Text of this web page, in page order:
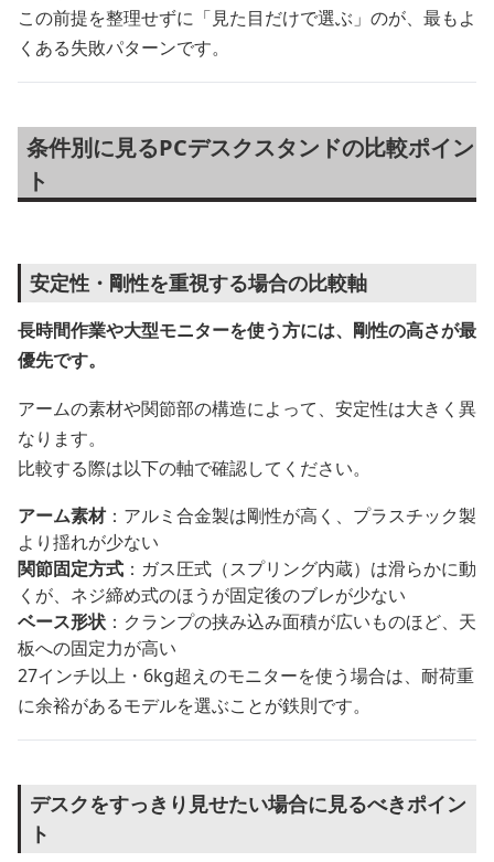
この前提を整理せずに「見た目だけで選ぶ」のが、最もよ
くある失敗パターンです。
条件別に見るPCデスクスタンドの比較ポイン
ト
安定性・剛性を重視する場合の比較軸
長時間作業や大型モニターを使う方には、剛性の高さが最
優先です。
アームの素材や関節部の構造によって、安定性は大きく異
なります。
比較する際は以下の軸で確認してください。
アーム素材：アルミ合金製は剛性が高く、プラスチック製
より揺れが少ない
関節固定方式 ：ガス圧式（スプリング内蔵）は滑らかに動
くが、ネジ締め式のほうが固定後のブレが少ない
ベース形状 ：クランプの挟み込み面積が広いものほど、天
板への固定力が高い
27インチ以上・6kg超えのモニターを使う場合は、耐荷重
に余裕があるモデルを選ぶことが鉄則です。
デスクをすっきり見せたい場合に見るべきポイン
ト